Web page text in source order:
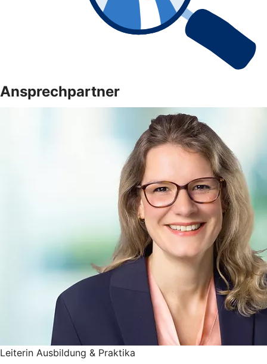
Ansprechpartner
Leiterin Ausbildung & Praktika